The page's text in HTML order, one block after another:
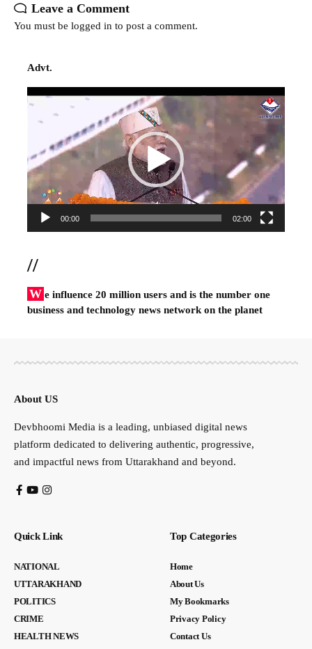
Leave a Comment
You must be logged in to post a comment.
Advt.
Video
00:00 02:00
//
W e influence 20 million users and is the number one
business and technology news network on the planet
About US
Devbhoomi Media is a leading, unbiased digital news
platform dedicated to delivering authentic, progressive,
and impactful news from Uttarakhand and beyond.
Quick Link
NATIONAL
UTTARAKHAND
POLITICS
CRIME
HEALTH NEWS
Top Categories
Home
About Us
My Bookmarks
Privacy Policy
Contact Us